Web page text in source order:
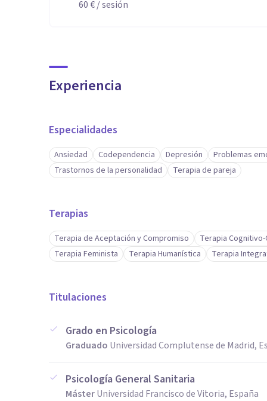
60 €/ sesión
Experiencia
Especialidades
Ansiedad Codependencia Depresión Problemas
Trastornos de la personalidad
Terapia de pareja
Terapias
Terapia de Aceptación y Compromiso Terapia
Terapia Feminista
Terapia Humanística Terapia
Titulaciones
Grado en Psicología
Graduado Universidad Complutense de Madrid,
Psicología General Sanitaria
MásterUniversidad Francisco de Vitoria, España